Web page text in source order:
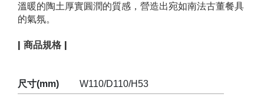
溫暖的陶土厚實圓潤的質感，營造出宛如南法古董餐具
的氣氛。
| 商品規格 |
尺寸(mm)
W110/D110/H53